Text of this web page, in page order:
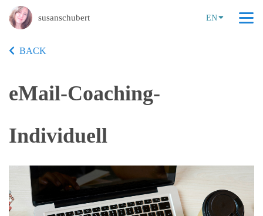
susanschubert EN
BACK
eMail-Coaching-
Individuell